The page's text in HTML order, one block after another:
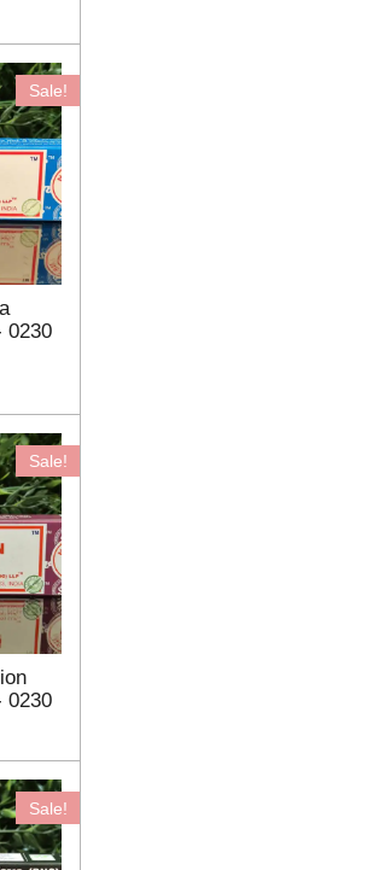
Sale!
0230
Sale!
0230
Sale!